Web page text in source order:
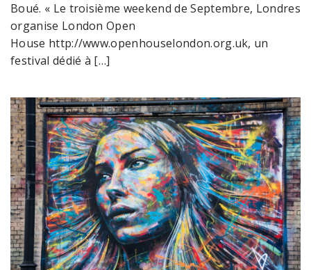
Boué. « Le troisième weekend de Septembre, Londres
organise London Open
House http://www.openhouselondon.org.uk, un
festival dédié à […]